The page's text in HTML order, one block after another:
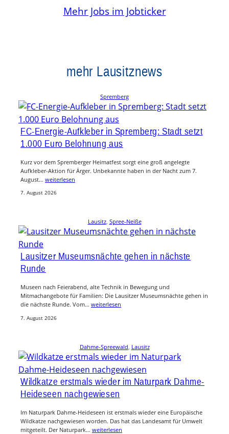
Mehr Jobs im Jobticker
mehr Lausitznews
Spremberg
FC-Energie-Aufkleber in Spremberg: Stadt setzt
1.000 Euro Belohnung aus
Kurz vor dem Spremberger Heimatfest sorgt eine groß angelegte
Aufkleber-Aktion für Ärger. Unbekannte haben in der Nacht zum 7.
August… weiterlesen
7. August 2026
Lausitz, Spree-Neiße
Lausitzer Museumsnächte gehen in nächste
Runde
Museen nach Feierabend, alte Technik in Bewegung und
Mitmachangebote für Familien: Die Lausitzer Museumsnächte gehen in
die nächste Runde. Vom… weiterlesen
7. August 2026
Dahme-Spreewald, Lausitz
Wildkatze erstmals wieder im Naturpark Dahme-
Heideseen nachgewiesen
Im Naturpark Dahme-Heideseen ist erstmals wieder eine Europäische
Wildkatze nachgewiesen worden. Das hat das Landesamt für Umwelt
mitgeteilt. Der Naturpark… weiterlesen